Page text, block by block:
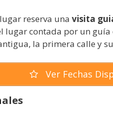
reserva una visita
lugar contada por un guía
la primera calle y
Ver Fechas